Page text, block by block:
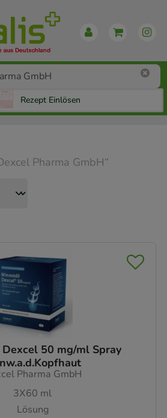
Rezept Einlösen
Pharma GmbH“
Dexcel 50 mg/ml Spray
Pharma GmbH
3X60 ml
Lösung